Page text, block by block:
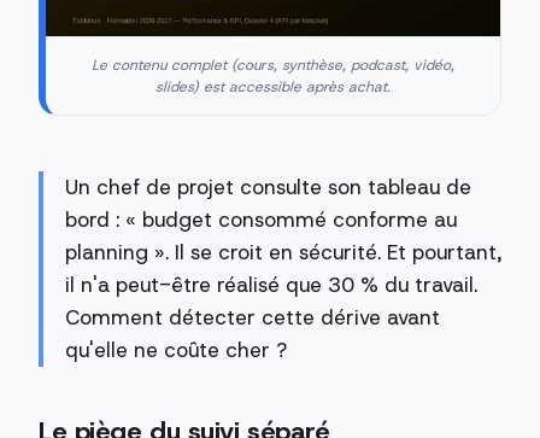
Le contenu complet (cours, synthèse, podcast, vidéo,
slides) est accessible après achat.
Un chef de projet consulte son tableau de
bord : « budget consommé conforme au
planning ». Il se croit en sécurité. Et pourtant,
il n'a peut-être réalisé que 30 % du travail.
Comment détecter cette dérive avant
qu'elle ne coûte cher ?